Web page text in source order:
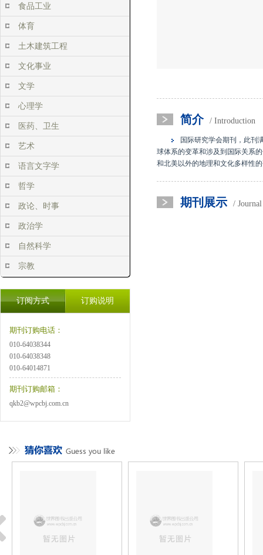
食品工业
体育
土木建筑工程
文化事业
文学
心理学
医药、卫生
艺术
语言文字学
哲学
政论、时事
政治学
自然科学
宗教
订阅方式 订购说明
期刊订购电话：
010-64038344
010-64038348
010-64014871
期刊订购邮箱：
qkb2@wpcbj.com.cn
简介 / Introduction
国际研究学会期刊，此刊
球体系的变革和涉及到国际关系
和北美以外的地理和文化多样性
期刊展示 /